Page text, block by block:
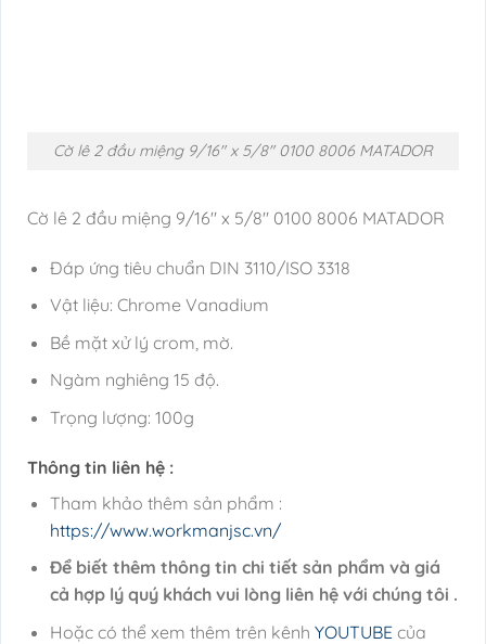
Cờ lê 2 đầu miệng 9/16″ x 5/8″ 0100 8006 MATADOR
Cờ lê 2 đầu miệng 9/16″ x 5/8″ 0100 8006 MATADOR
Đáp ứng tiêu chuẩn DIN 3110/ISO 3318
Vật liệu: Chrome Vanadium
Bề mặt xử lý crom, mờ.
Ngàm nghiêng 15 độ.
Trọng lượng: 100g
Thông tin liên hệ :
Tham khảo thêm sản phẩm :
https://www.workmanjsc.vn/
Để biết thêm thông tin chi tiết sản phẩm và giá
cả hợp lý quý khách vui lòng liên hệ với chúng tôi .
Hoặc có thể xem thêm trên kênh YOUTUBEcủa